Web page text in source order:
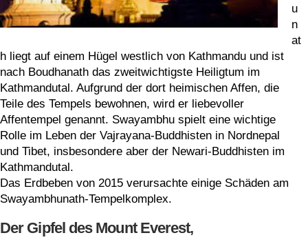
u
n
at
h liegt auf einem Hügel westlich von Kathmandu und ist
nach Boudhanath das zweitwichtigste Heiligtum im
Kathmandutal. Aufgrund der dort heimischen Affen, die
Teile des Tempels bewohnen, wird er liebevoller
Affentempel genannt. Swayambhu spielt eine wichtige
Rolle im Leben der Vajrayana-Buddhisten in Nordnepal
und Tibet, insbesondere aber der Newari-Buddhisten im
Kathmandutal.
Das Erdbeben von 2015 verursachte einige Schäden am
Swayambhunath-Tempelkomplex.
Der Gipfel des Mount Everest,